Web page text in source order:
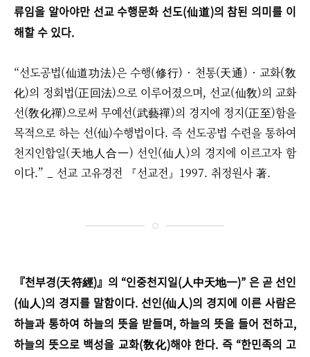
류임을 알아야만 선교 수행문화 선도(仙道)의 참된 의미를 이
해할 수 있다.​
“선도공법(仙道功法)은 수행(修行) · 천통(天通) · 교화(敎
化)의 정회법(正回法)으로 이루어졌으며, 선교(仙敎)의 교화
선(敎化禪)으로써 무예선(武藝禪)의 경지에 정지(正至)함을
목적으로 하는 선(仙)수행법이다. 즉 선도공법 수련을 통하여
천지인합일(天地人合一) 선인(仙人)의 경지에 이르고자 함
이다.” _ 선교 고유경전 『선교전』1997. 취정원사 著.​
『천부경(天符經)』의 “인중천지일(人中天地一)” 은 곧 선인
(仙人)의 경지를 말함이다. 선인(仙人)의 경지에 이른 사람은
하늘과 통하여 하늘의 뜻을 받들며, 하늘의 뜻을 들어 전하고,
하늘의 뜻으로 백성을 교화(敎化)해야 한다. 즉 “한민족의 고